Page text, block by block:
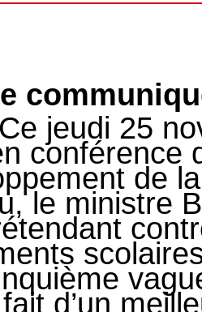
Ce jeudi 25
conférence
de
le ministre
d’un